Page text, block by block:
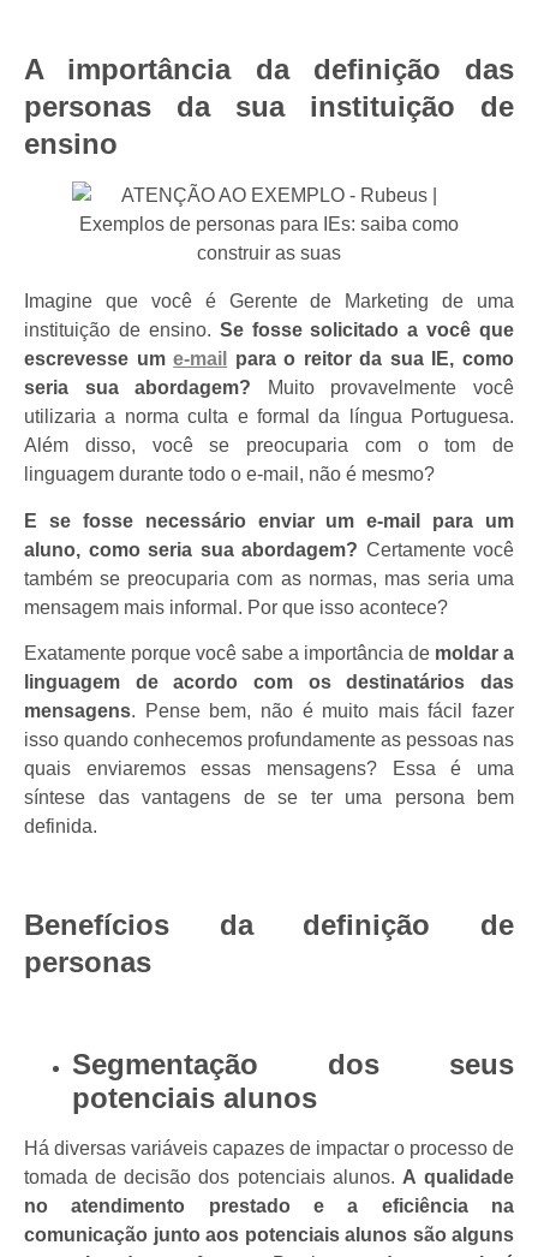
A importância da definição das
personas da sua instituição de
ensino
Imagine que você é Gerente de Marketing de uma
instituição de ensino. Se fosse solicitado a você que
escrevesse ume-mail
para o reitor da sua IE, como
seria sua abordagem? Muito provavelmente você
utilizaria a norma culta e formal da língua Portuguesa.
Além disso, você se preocuparia com o tom de
linguagem durante todo o e-mail, não é mesmo?
E
se fosse necessário enviar um e-mail para um
aluno, como seria sua abordagem? Certamente você
também se preocuparia com as normas, mas seria uma
mensagem mais informal. Por que isso acontece?
Exatamente porque você sabe a importância de moldar a
linguagem de acordo com os destinatários das
mensagens. Pense bem, não é muito mais fácil fazer
isso quando conhecemos profundamente as pessoas nas
quais enviaremos essas mensagens? Essa é uma
síntese das vantagens de se ter uma persona bem
definida.
Benefícios da definição de
personas
Segmentação dos seus
potenciais alunos
Há diversas variáveis capazes de impactar o processo de
tomada de decisão dos potenciais alunos. A qualidade
no atendimento prestado
e a
eficiência na
comunicação junto aos potenciais alunos são alguns